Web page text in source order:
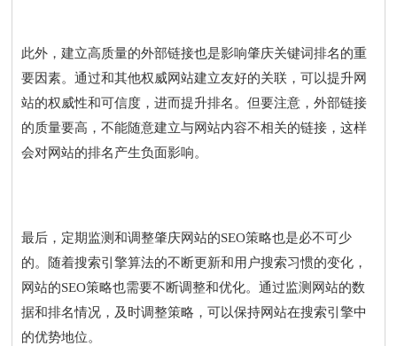
此外，建立高质量的外部链接也是影响肇庆关键词排名的重
要因素。通过和其他权威网站建立友好的关联，可以提升网
站的权威性和可信度，进而提升排名。但要注意，外部链接
的质量要高，不能随意建立与网站内容不相关的链接，这样
会对网站的排名产生负面影响。
最后，定期监测和调整肇庆网站的SEO策略也是必不可少
的。随着搜索引擎算法的不断更新和用户搜索习惯的变化，
网站的SEO策略也需要不断调整和优化。通过监测网站的数
据和排名情况，及时调整策略，可以保持网站在搜索引擎中
的优势地位。